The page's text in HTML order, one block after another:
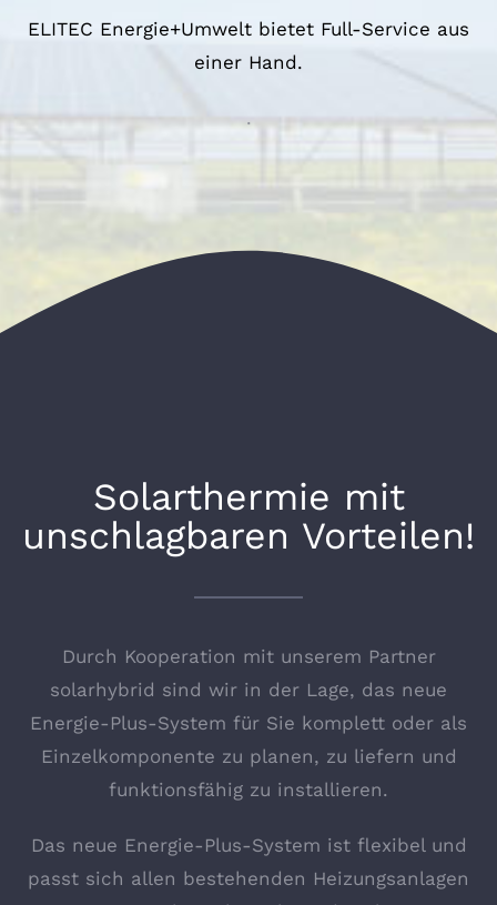
ELITEC Energie+Umwelt bietet Full-Service aus
einer Hand.
.
Solarthermie mit
unschlagbaren Vorteilen!
Durch Kooperation mit unserem Partner
solarhybrid sind wir in der Lage, das neue
Energie-Plus-System für Sie komplett oder als
Einzelkomponente zu planen, zu liefern und
funktionsfähig zu installieren.
Das neue Energie-Plus-System ist flexibel und
passt sich allen bestehenden Heizungsanlagen